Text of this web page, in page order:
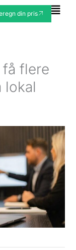
din pris
flere
lokal